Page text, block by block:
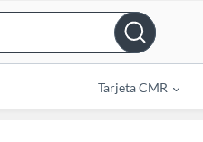
Tarjeta CMR